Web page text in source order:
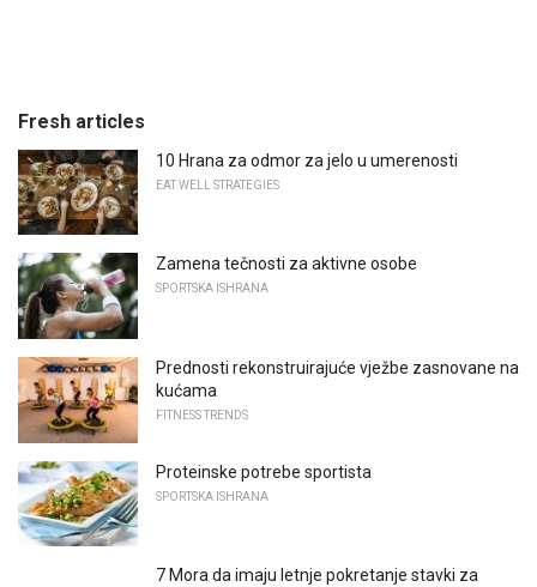
Fresh articles
10 Hrana za odmor za jelo u umerenosti
EAT WELL STRATEGIES
Zamena tečnosti za aktivne osobe
SPORTSKA ISHRANA
Prednosti rekonstruirajuće vježbe zasnovane na
kućama
FITNESS TRENDS
Proteinske potrebe sportista
SPORTSKA ISHRANA
7 Mora da imaju letnje pokretanje stavki za